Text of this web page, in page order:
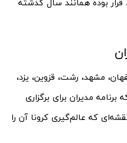
مشهد، رشت، قزوین، یزد،
مدیران برای برگزاری
در ۷ شهر جدید بوده است. نقشه‌ای که عالم‌گیری کرونا آن را